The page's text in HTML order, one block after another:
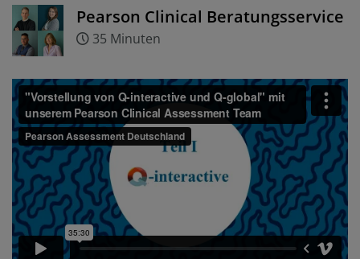
Pearson Clinical Beratungsservice
35 Minuten